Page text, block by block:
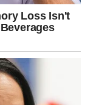
i probuditi želju